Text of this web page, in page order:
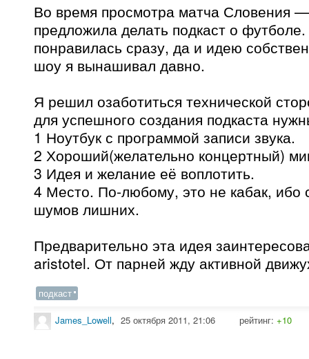
Во время просмотра матча Словения
предложила делать подкаст о
понравилась сразу, да и идею
шоу я вынашивал давно.
Я решил озаботиться технической
для успешного создания подкаста
1 Ноутбук с программой записи звука.
2 Хороший(желательно концертный)
3 Идея и желание её воплотить.
4 Место. По-любому, это не кабак, ибо
шумов лишних.
Предварительно эта идея
aristotel. От парней жду активной
подкаст
James_Lowell, 25 октября 2011, 21:06 рейтинг: +10